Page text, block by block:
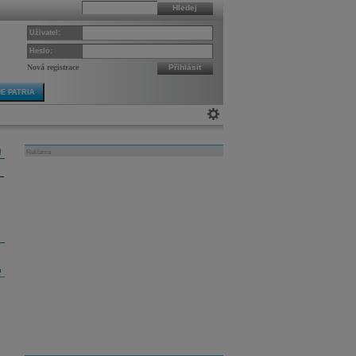
Hledej
Uživatel:
Heslo:
Nová registrace Přihlásit
PATRIA
Reklama